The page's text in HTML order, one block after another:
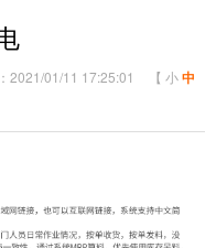
2021/01/11 17:25:01 【 小中